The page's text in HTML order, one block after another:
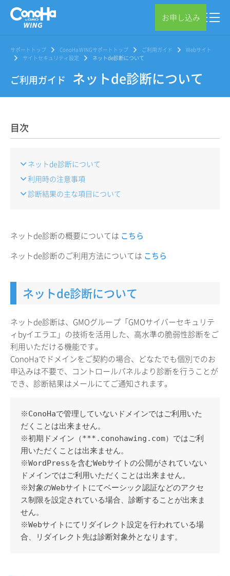
お申し込み
サポートトップ ConoHa WINGサポートトップ ご利用ガイド
Webサイト
サイトセキュリティ設定
ネットde診断について
ご利用ガイド ネットde診断について
目次
ネットde診断について
利用時の注意事項
診断結果の主な項目について
ネットde診断の概要については こちら
ネットde診断のご利用方法については こちら
ネットde診断について
ネットde診断は、GMOグループ「GMOサイバーセキュリテ
ィbyイエラエ」の技術を活用した、高水準の脆弱性診断をご
利用いただける機能です。
ConoHaでドメインをご契約の場合、どなたでも個別でのお
申込みは不要で、コントロールパネルより診断を行うことが
でき、診断結果はメールにてご通知されます。
※ConoHaで管理していないドメインではご利用いた
だくことは出来ません。
※初期ドメイン（***.conohawing.com）ではご利
用いただくことは出来ません。
※WordPressを含むWebサイトの公開がされていない
ドメインではご利用いただくことは出来ません。
※対象のWebサイトにてベーシック認証などのアクセ
ス制限を設定されている場合、診断することが出来ま
せん。
※Webサイトにてリダイレクト設定を行われている場
合、リダイレクト先は診断対象外となります。